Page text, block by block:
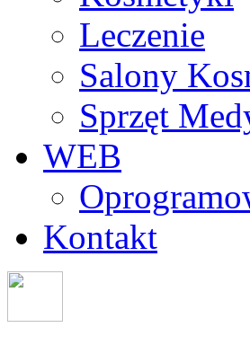
Leczenie
Salony
Sprzęt
WEB
Kontakt